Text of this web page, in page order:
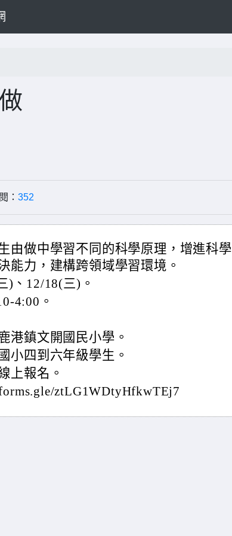
： 352
由做中學習不同的科學原理，增進科學
能力，建構跨領域學習環境。
)、12/18(三)。
4:00。
港鎮文開國民小學。
小四到六年級學生。
上報名。
ztLG1WDtyHfkwTEj7